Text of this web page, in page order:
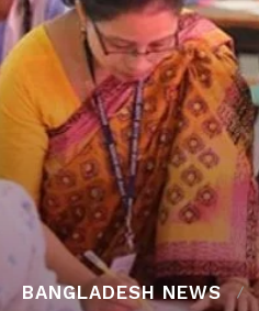
BANGLADESH NEWS